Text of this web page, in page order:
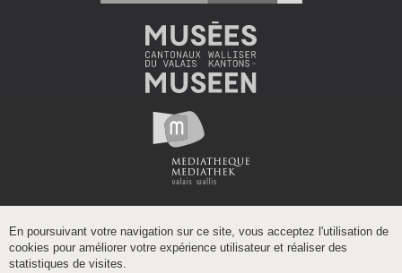
En poursuivant votre navigation sur ce site, vous acceptez l'utilisation de
cookies pour améliorer votre expérience utilisateur et réaliser des
statistiques de visites.